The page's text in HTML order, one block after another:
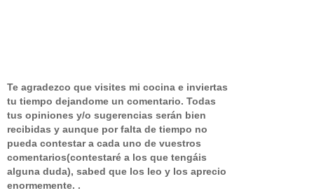
Te agradezco que visites mi cocina e inviertas
tu tiempo dejandome un comentario. Todas
tus opiniones y/o sugerencias serán bien
recibidas y aunque por falta de tiempo no
pueda contestar a cada uno de vuestros
comentarios(contestaré a los que tengáis
alguna duda), sabed que los leo y los aprecio
enormemente. .